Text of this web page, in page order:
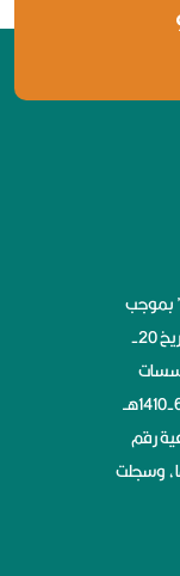
” بموجب
خطاب وزارة الشؤون الإجتماعية رقم 6-72218-ش وتاريخ 20-
الخيرية الصادرة بقرار مجلس الوزراء رقم 107وتاريخ 25-6-1410هــ
رقم
وسجلت